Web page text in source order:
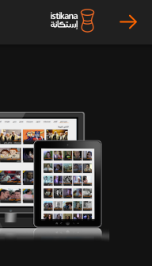
arrow_right